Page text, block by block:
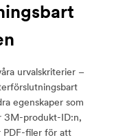
urvalskriterier –
egenskaper som
3M-produkt-ID:n,
PDF-filer för att